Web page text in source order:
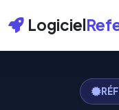
Logiciel